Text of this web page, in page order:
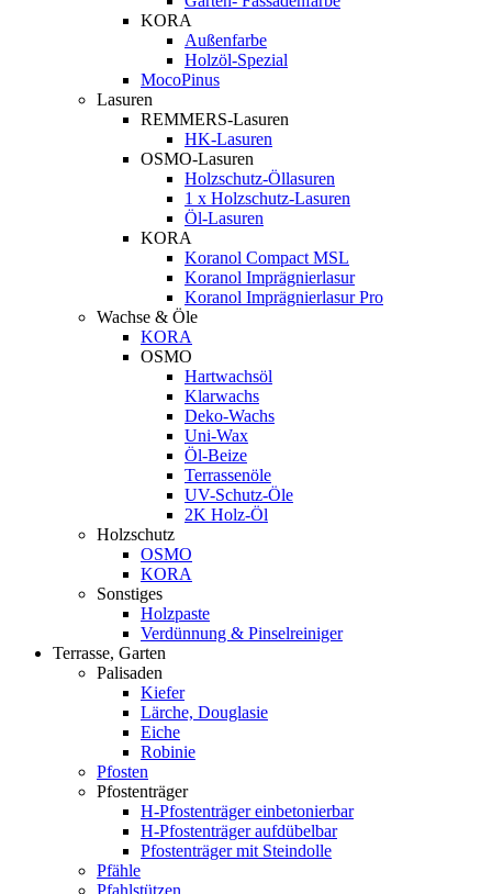
KORA
Außenfarbe
Holzöl-Spezial
MocoPinus
Lasuren
REMMERS-Lasuren
HK-Lasuren
OSMO-Lasuren
Holzschutz-Öllasuren
1 x Holzschutz-Lasuren
Öl-Lasuren
KORA
Koranol Compact MSL
Koranol Imprägnierlasur
Koranol Imprägnierlasur Pro
Wachse & Öle
KORA
OSMO
Hartwachsöl
Klarwachs
Deko-Wachs
Uni-Wax
Öl-Beize
Terrassenöle
UV-Schutz-Öle
2K Holz-Öl
Holzschutz
OSMO
KORA
Sonstiges
Holzpaste
Verdünnung & Pinselreiniger
Terrasse, Garten
Palisaden
Kiefer
Lärche, Douglasie
Eiche
Robinie
Pfosten
Pfostenträger
H-Pfostenträger einbetonierbar
H-Pfostenträger aufdübelbar
Pfostenträger mit Steindolle
Pfähle
Pfahlstützen